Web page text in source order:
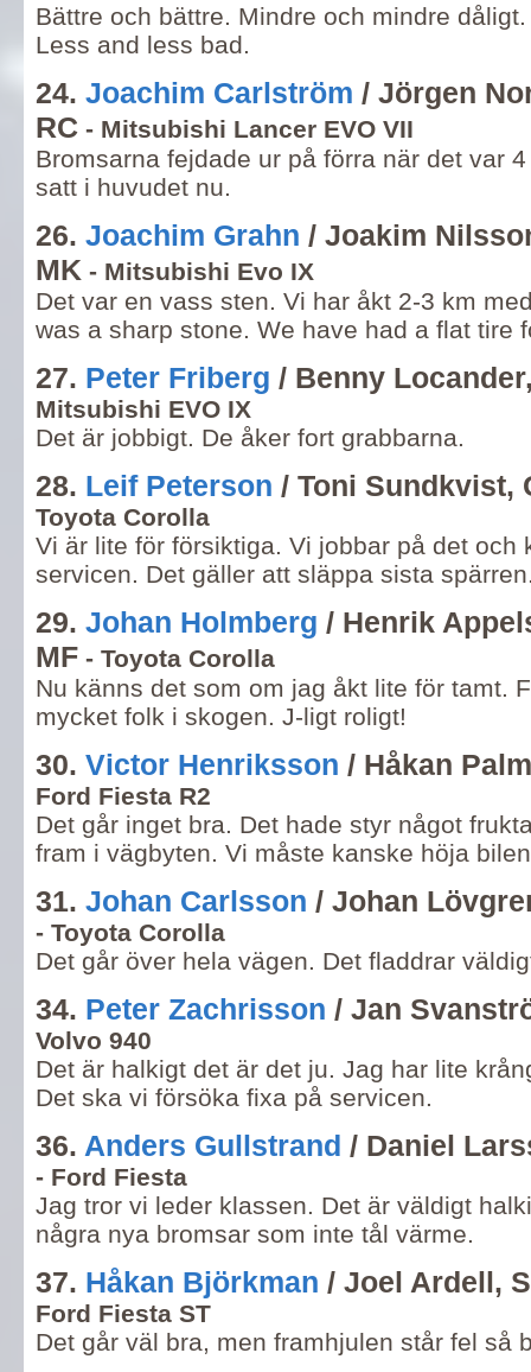
Bättre och bättre. Mindre och mindre
Less and less bad.
24. Joachim Carlström / Jörgen
RC - Mitsubishi Lancer EVO VII
Bromsarna fejdade ur på förra när det var
satt i huvudet nu.
26. Joachim Grahn / Joakim
MK - Mitsubishi Evo IX
Det var en vass sten. Vi har åkt 2-3 km
was a sharp stone. We have had a flat tire
27. Peter Friberg / Benny
Mitsubishi EVO IX
Det är jobbigt. De åker fort grabbarna.
28. Leif Peterson / Toni Sundkvist,
Toyota Corolla
Vi är lite för försiktiga. Vi jobbar på det och
servicen. Det gäller att släppa sista
29. Johan Holmberg / Henrik
MF - Toyota Corolla
Nu känns det som om jag åkt lite för tamt.
mycket folk i skogen. J-ligt roligt!
30. Victor Henriksson / Håkan
Ford Fiesta R2
Det går inget bra. Det hade styr något
fram i vägbyten. Vi måste kanske höja
31. Johan Carlsson / Johan
- Toyota Corolla
Det går över hela vägen. Det fladdrar
34. Peter Zachrisson / Jan
Volvo 940
Det är halkigt det är det ju. Jag har lite
Det ska vi försöka fixa på servicen.
36. Anders Gullstrand / Daniel
- Ford Fiesta
Jag tror vi leder klassen. Det är väldigt
några nya bromsar som inte tål värme.
37. Håkan Björkman / Joel Ardell,
Ford Fiesta ST
Det går väl bra, men framhjulen står fel så